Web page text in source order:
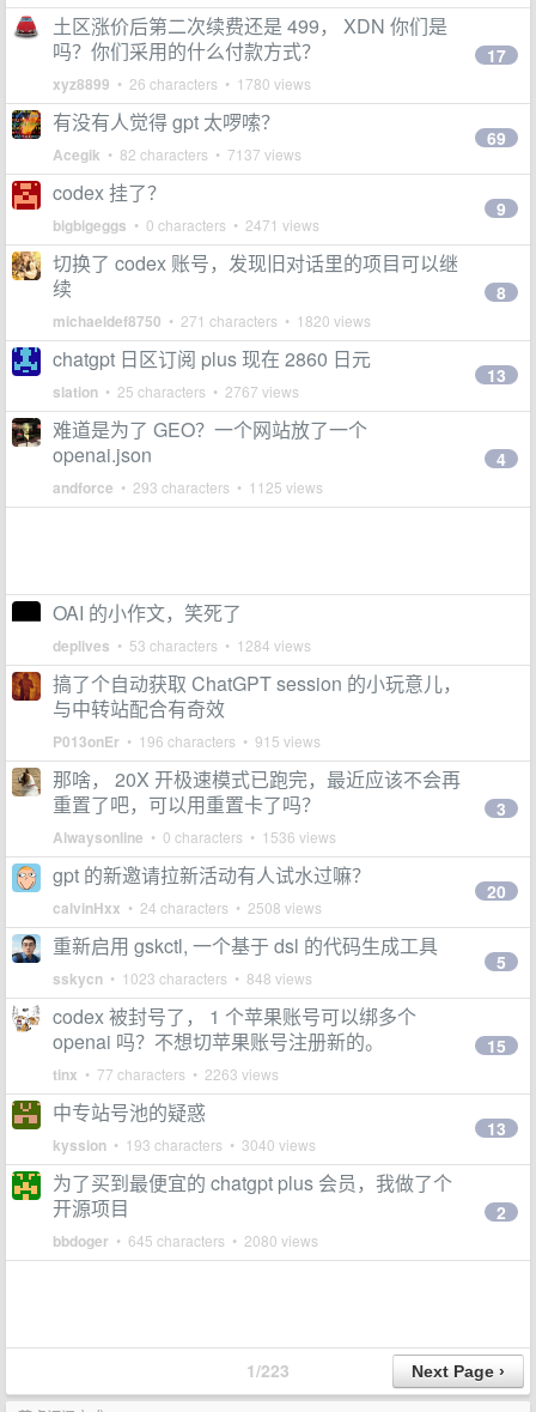
土区涨价后第二次续费还是 499， XDN 你们是
吗？你们采用的什么付款方式？
xyz8899 • 26 characters • 1780 views
17
有没有人觉得 gpt 太啰嗦？
Acegik • 82 characters • 7137 views
69
codex 挂了？
bigbigeggs • 0 characters • 2471 views
9
切换了 codex 账号，发现旧对话里的项目可以继
续
michaeldef8750 • 271 characters • 1820 views
8
chatgpt 日区订阅 plus 现在 2860 日元
slation • 25 characters • 2767 views
13
难道是为了 GEO？一个网站放了一个
openai.json
andforce • 293 characters • 1125 views
4
OAI 的小作文，笑死了
deplives • 53 characters • 1284 views
搞了个自动获取 ChatGPT session 的小玩意儿，
与中转站配合有奇效
P013onEr • 196 characters • 915 views
那啥， 20X 开极速模式已跑完，最近应该不会再
重置了吧，可以用重置卡了吗？
Alwaysonline • 0 characters • 1536 views
3
gpt 的新邀请拉新活动有人试水过嘛？
calvinHxx • 24 characters • 2508 views
20
重新启用 gskctl, 一个基于 dsl 的代码生成工具
sskycn • 1023 characters • 848 views
5
codex 被封号了， 1 个苹果账号可以绑多个
openai 吗？不想切苹果账号注册新的。
tinx • 77 characters • 2263 views
15
中专站号池的疑惑
kyssion • 193 characters • 3040 views
13
为了买到最便宜的 chatgpt plus 会员，我做了个
开源项目
bbdoger • 645 characters • 2080 views
2
1/223